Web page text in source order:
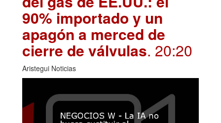
90% importado y un
apagón a merced de
cierre de válvulas. 20:20
Aristegui Noticias